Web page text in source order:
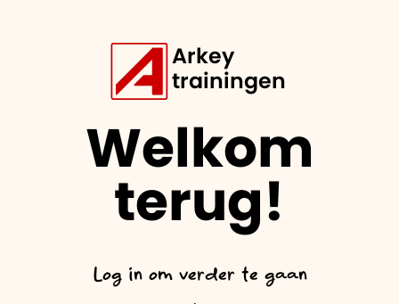
Arkey
trainingen
Welkom
terug!
Log in om verder te gaan